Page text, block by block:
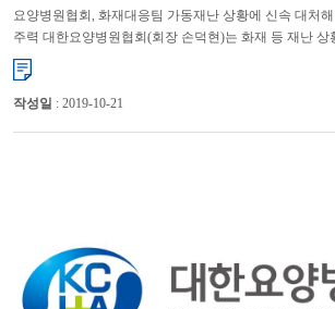
요양병원협회, 화재대응팀 가동재난 상황에 신속 대처
주력 대한요양병원협회(회장 손덕현)는 화재 등 재난 상
위해 화재대응팀을 운영할 계획이다. 대한요양병원협회
작성일 : 2019-10-21